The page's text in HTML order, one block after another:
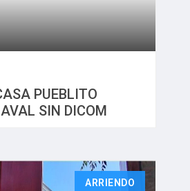
PUEBLITO
SIN DICOM
ARRIENDO